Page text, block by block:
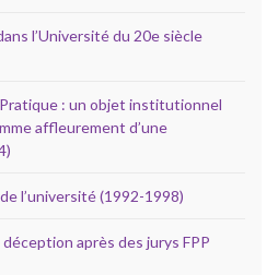
l’Université du 20e siècle
: un objet institutionnel
affleurement d’une
l’université (1992-1998)
après des jurys FPP